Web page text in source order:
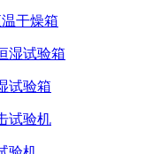
干燥箱
试验箱